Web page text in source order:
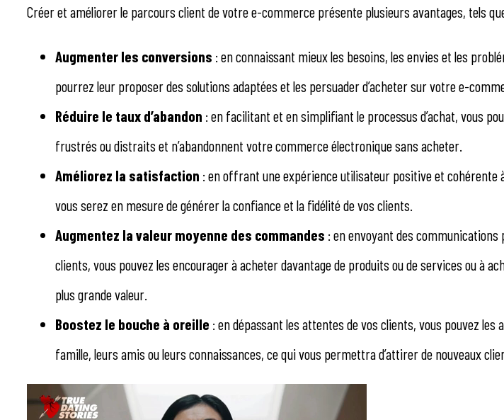
Créer et améliorer le parcours client de votre e-commerce présente plusieurs avantages, tels
Augmenter les conversions : en connaissant mieux les besoins, les envies et les
pourrez leur proposer des solutions adaptées et les persuader d’acheter sur votre e-
Réduire le taux d’abandon : en facilitant et en simplifiant le processus d’achat, vous
frustrés ou distraits et n’abandonnent votre commerce électronique sans acheter.
Améliorez la satisfaction : en offrant une expérience utilisateur positive et cohérente
vous serez en mesure de générer la confiance et la fidélité de vos clients.
Augmentez la valeur moyenne des commandes : en envoyant des
clients, vous pouvez les encourager à acheter davantage de produits ou de services ou à
plus grande valeur.
Boostez le bouche à oreille : en dépassant les attentes de vos clients, vous pouvez
famille, leurs amis ou leurs connaissances, ce qui vous permettra d’attirer de nouveaux